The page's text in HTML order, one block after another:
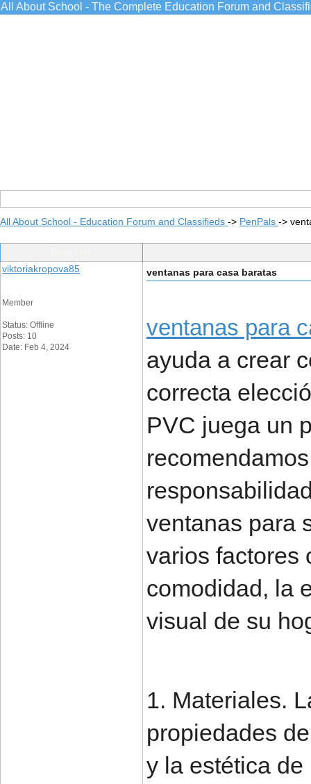
All About School - The Complete Education Forum and
All About School - Education Forum and Classifieds -> PenPals ->
viktoriakropova85
Member
Status: Offline
Posts: 10
Date: Feb 4, 2024
ventanas para casa baratas
ventanas para
ayuda a crear
correcta
PVC juega un
ventanas para
varios factores
comodidad, la
visual de su
1. Materiales.
propiedades
y la estética